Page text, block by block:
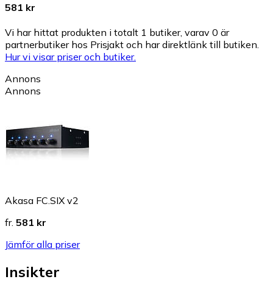
581 kr
Vi har hittat produkten i totalt 1 butiker, varav 0 är
partnerbutiker hos Prisjakt och har direktlänk till butiken.
Hur vi visar priser och butiker.
Annons
Annons
Akasa FC.SIX v2
fr. 581 kr
Jämför alla priser
Insikter